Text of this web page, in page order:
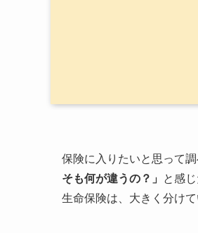
保険に入りたいと思って
そも何が違うの？」
と感
生命保険は、大きく分け